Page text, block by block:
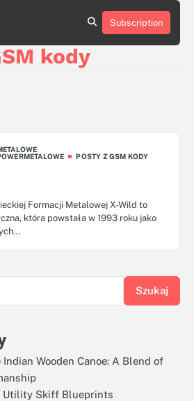
aluminumboatplans.com
dobra-
ujednoznaczniające
aluminumboatplans.com
dobra-
ujednoznaczniające
Kontakt
Kontakt
Subscription
kody
POSTY Z GSM KODY
Formacji Metalowej X-Wild to
która powstała w 1993 roku jako
Szukaj
Wooden Canoe: A Blend of
Utility Skiff Blueprints